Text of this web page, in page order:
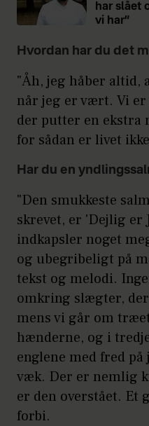
har slået
vi har”
Hvordan har du det
"Åh, jeg håber altid,
når jeg er vært. Vi
der putter en ekstra
for sådan er livet
Har du en
"Den smukkeste
skrevet, er 'Dejlig er
indkapsler noget
og ubegribeligt på
tekst og melodi.
omkring slægter,
mens vi går om
hænderne, og i
englene med fred
væk. Der er nemlig
er den overstået. Et
forbi.